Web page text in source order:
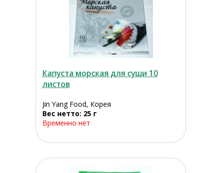
Капуста морская для суши 10
листов
Jin Yang Food, Корея
Вес нетто: 25 г
Временно нет